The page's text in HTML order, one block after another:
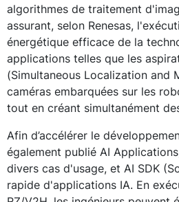
algorithmes de traitement
assurant, selon Renesas,
énergétique efficace de la
applications telles que les
(Simultaneous Localization and
caméras embarquées sur les
tout en créant simultanément
Afin d’accélérer le
également publié AI
divers cas d'usage, et AI SDK
rapide d'applications IA. En